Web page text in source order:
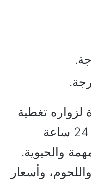
لزواره تغطية
ورصدًا مستمرًا على مدار 24 ساعة
والحيوية.
وأسعار